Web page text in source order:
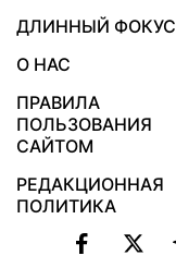
ДЛИННЫЙ ФОКУС
О НАС
ПРАВИЛА
ПОЛЬЗОВАНИЯ
САЙТОМ
РЕДАКЦИОННАЯ
ПОЛИТИКА